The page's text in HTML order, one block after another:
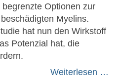
Optionen zur
Myelins.
hat nun den Wirkstoff
Potenzial hat, die
Weiterlesen …